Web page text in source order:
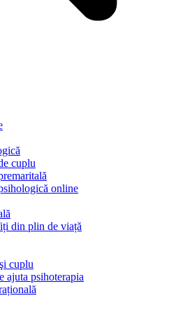
cuplu
online
din plin de viață
cuplu
ajuta psihoterapia